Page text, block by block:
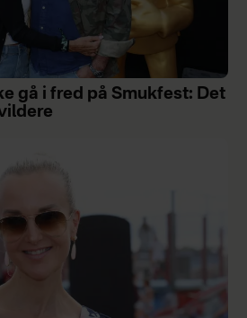
gå i fred på Smukfest: Det